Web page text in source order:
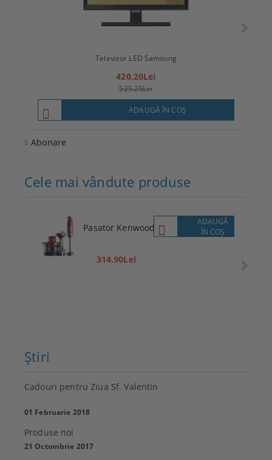
Televizor LED Samsung
420.20Lei
525.25Lei
ADAUGĂ ÎN COŞ
Abonare
Cele mai vândute produse
Pasator Kenwood
314.90Lei
ADAUGĂ
ÎN COŞ
Ştiri
Cadouri pentru Ziua Sf. Valentin
01 Februarie 2018
Produse noi
21 Octombrie 2017